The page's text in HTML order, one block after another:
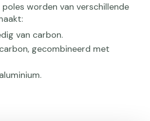
worden van verschillende
van carbon.
gecombineerd met